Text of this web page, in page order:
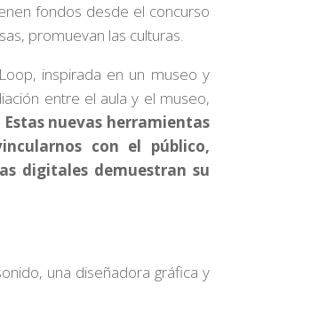
fondos desde el concurso
promuevan las culturas.
inspirada en un museo y
entre el aula y el museo,
Estas nuevas herramientas
con el público,
digitales demuestran su
una diseñadora gráfica y